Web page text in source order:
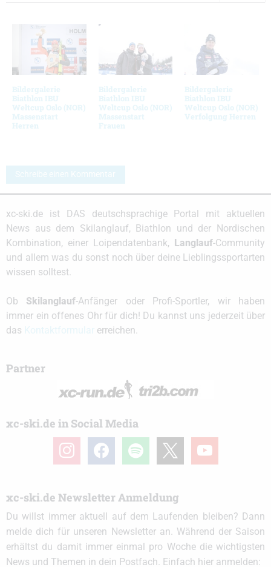
Bildergalerie
Biathlon IBU
Weltcup Oslo (NOR)
Massenstart
Herren
Bildergalerie
Biathlon IBU
Weltcup Oslo (NOR)
Massenstart
Frauen
Bildergalerie
Biathlon IBU
Weltcup Oslo (NOR)
Verfolgung Herren
Schreibe einen Kommentar
xc-ski.de ist DAS deutschsprachige Portal mit aktuellen
News aus dem Skilanglauf, Biathlon und der Nordischen
Kombination, einer Loipendatenbank,
Langlauf-Community
und allem was du sonst noch über deine Lieblingssportarten
wissen solltest.
Ob Skilanglauf-Anfänger oder Profi-Sportler, wir haben
immer ein offenes Ohr für dich! Du kannst uns jederzeit über
das
erreichen.
Partner
xc-ski.de in Social Media
instagramfacebook spotify youtube
xc-ski.de Newsletter Anmeldung
Du willst immer aktuell auf dem Laufenden bleiben? Dann
melde dich für unseren Newsletter an. Während der Saison
erhältst du damit immer einmal pro Woche die wichtigsten
News und Themen in dein Postfach. Einfach hier anmelden: